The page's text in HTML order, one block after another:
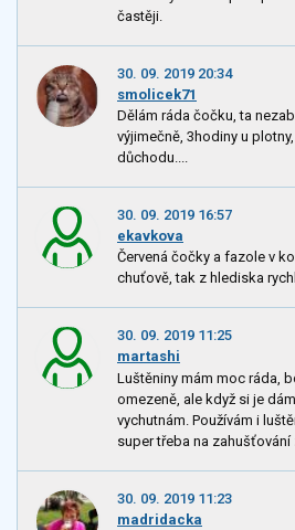
častěji.
30. 09. 2019 20:34
smolicek71
Dělám ráda čočku, ta
výjimečně, 3hodiny u
důchodu....
30. 09. 2019 16:57
ekavkova
Červená čočky a fazole v
chuťově, tak z hlediska
30. 09. 2019 11:25
martashi
Luštěniny mám moc ráda,
omezeně, ale když si je
vychutnám. Používám i
super třeba na zahušťování
30. 09. 2019 11:23
madridacka